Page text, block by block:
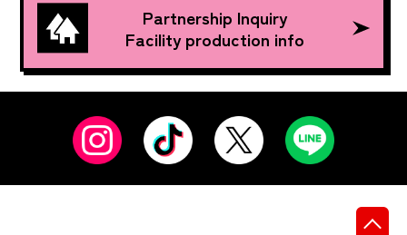
Partnership Inquiry
Facility production info